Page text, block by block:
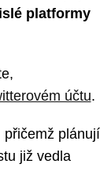
platformy
účtu.
plánují
již vedla